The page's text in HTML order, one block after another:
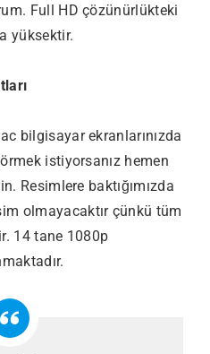
Full HD çözünürlükteki
yüksektir.
bilgisayar ekranlarınızda
istiyorsanız hemen
Resimlere baktığımızda
olmayacaktır çünkü tüm
14 tane 1080p